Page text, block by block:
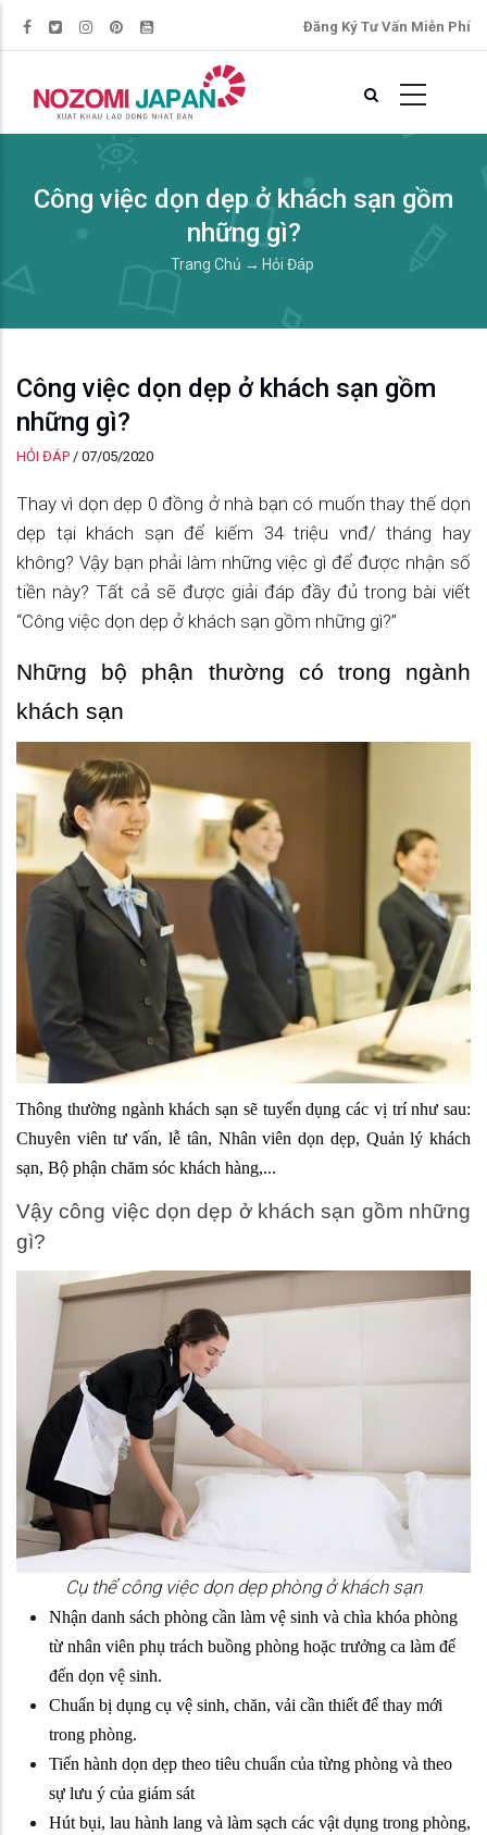
Đăng Ký Tư Vấn Miễn Phí
Công việc dọn dẹp ở khách sạn gồm
những gì?
Trang Chủ → Hỏi Đáp
Công việc dọn dẹp ở khách sạn gồm
những gì?
HỎI ĐÁP / 07/05/2020
Thay vì dọn dẹp 0 đồng ở nhà bạn có muốn thay thế dọn
dẹp tại khách sạn để kiếm 34 triệu vnđ/ tháng hay
không? Vậy bạn phải làm những việc gì để được nhận số
tiền này? Tất cả sẽ được giải đáp đầy đủ trong bài viết
“Công việc dọn dẹp ở khách sạn gồm những gì?”
Những bộ phận thường có trong ngành
khách sạn
Thông thường ngành khách sạn sẽ tuyển dụng các vị trí như sau:
Chuyên viên tư vấn, lễ tân, Nhân viên dọn dẹp, Quản lý khách
sạn, Bộ phận chăm sóc khách hàng,...
Vậy công việc dọn dẹp ở khách sạn gồm những
gì?
Cụ thể công việc dọn dẹp phòng ở khách sạn
Nhận danh sách phòng cần làm vệ sinh và chìa khóa phòng
từ nhân viên phụ trách buồng phòng hoặc trưởng ca làm để
đến dọn vệ sinh.
Chuẩn bị dụng cụ vệ sinh, chăn, vải cần thiết để thay mới
trong phòng.
Tiến hành dọn dẹp theo tiêu chuẩn của từng phòng và theo
sự lưu ý của giám sát
Hút bụi, lau hành lang và làm sạch các vật dụng trong phòng,